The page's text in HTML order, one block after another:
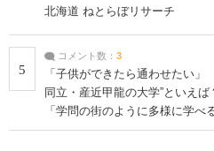
北海道 ねとらぼリサーチ
5
コメント数： 3
「子供ができたら通わせたい
同立・産近甲龍の大学”といえ
「学問の街のように多様に学べ
| 大学 ねとらぼリサーチ